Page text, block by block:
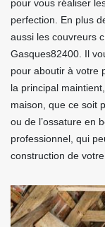
pour vous réaliser
perfection. En plus
aussi les couvreurs
Gasques82400. Il
pour aboutir à votre
la principal
maison, que ce soit
ou de l’ossature en
professionnel, qui
construction de